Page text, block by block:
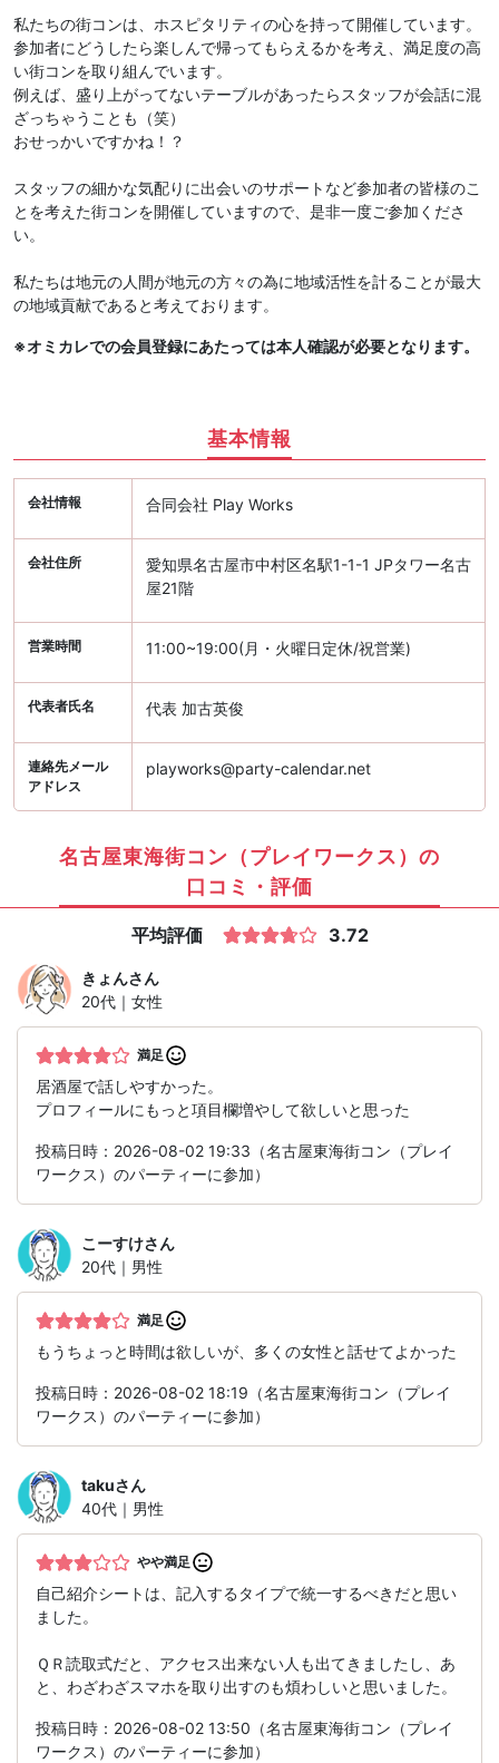
私たちの街コンは、ホスピタリティの心を持って開催しています。
参加者にどうしたら楽しんで帰ってもらえるかを考え、満足度の高
い街コンを取り組んでいます。
例えば、盛り上がってないテーブルがあったらスタッフが会話に混
ざっちゃうことも（笑）
おせっかいですかね！？
スタッフの細かな気配りに出会いのサポートなど参加者の皆様のこ
とを考えた街コンを開催していますので、是非一度ご参加くださ
い。
私たちは地元の人間が地元の方々の為に地域活性を計ることが最大
の地域貢献であると考えております。
※オミカレでの会員登録にあたっては本人確認が必要となります。
基本情報
会社情報 合同会社 Play Works
会社住所
愛知県名古屋市中村区名駅1-1-1 JPタワー名古
屋21階
営業時間 11:00~19:00(月・火曜日定休/祝営業)
代表者氏名 代表 加古英俊
連絡先メール
アドレス
playworks@party-calendar.net
名古屋東海街コン（プレイワークス）の
口コミ・評価
平均評価 3.72
きょんさん
20代｜女性
満足
居酒屋で話しやすかった。
プロフィールにもっと項目欄増やして欲しいと思った
投稿日時：2026-08-02 19:33（名古屋東海街コン（プレイ
ワークス）のパーティーに参加）
こーすけさん
20代｜男性
満足
もうちょっと時間は欲しいが、多くの女性と話せてよかった
投稿日時：2026-08-02 18:19（名古屋東海街コン（プレイ
ワークス）のパーティーに参加）
takuさん
40代｜男性
やや満足
自己紹介シートは、記入するタイプで統一するべきだと思い
ました。
ＱＲ読取式だと、アクセス出来ない人も出てきましたし、あ
と、わざわざスマホを取り出すのも煩わしいと思いました。
投稿日時：2026-08-02 13:50（名古屋東海街コン（プレイ
ワークス）のパーティーに参加）